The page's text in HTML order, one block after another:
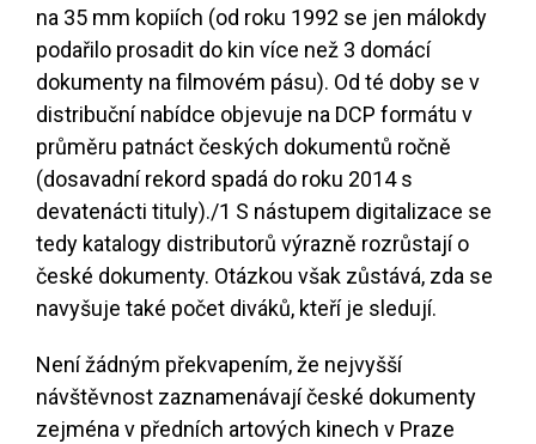
na 35 mm kopiích (od roku 1992 se jen málokdy
podařilo prosadit do kin více než 3 domácí
dokumenty na filmovém pásu). Od té doby se v
distribuční nabídce objevuje na DCP formátu v
průměru patnáct českých dokumentů ročně
(dosavadní rekord spadá do roku 2014 s
devatenácti tituly)./1 S nástupem digitalizace se
tedy katalogy distributorů výrazně rozrůstají o
české dokumenty. Otázkou však zůstává, zda se
navyšuje také počet diváků, kteří je sledují.
Není žádným překvapením, že nejvyšší
návštěvnost zaznamenávají české dokumenty
zejména v předních artových kinech v Praze